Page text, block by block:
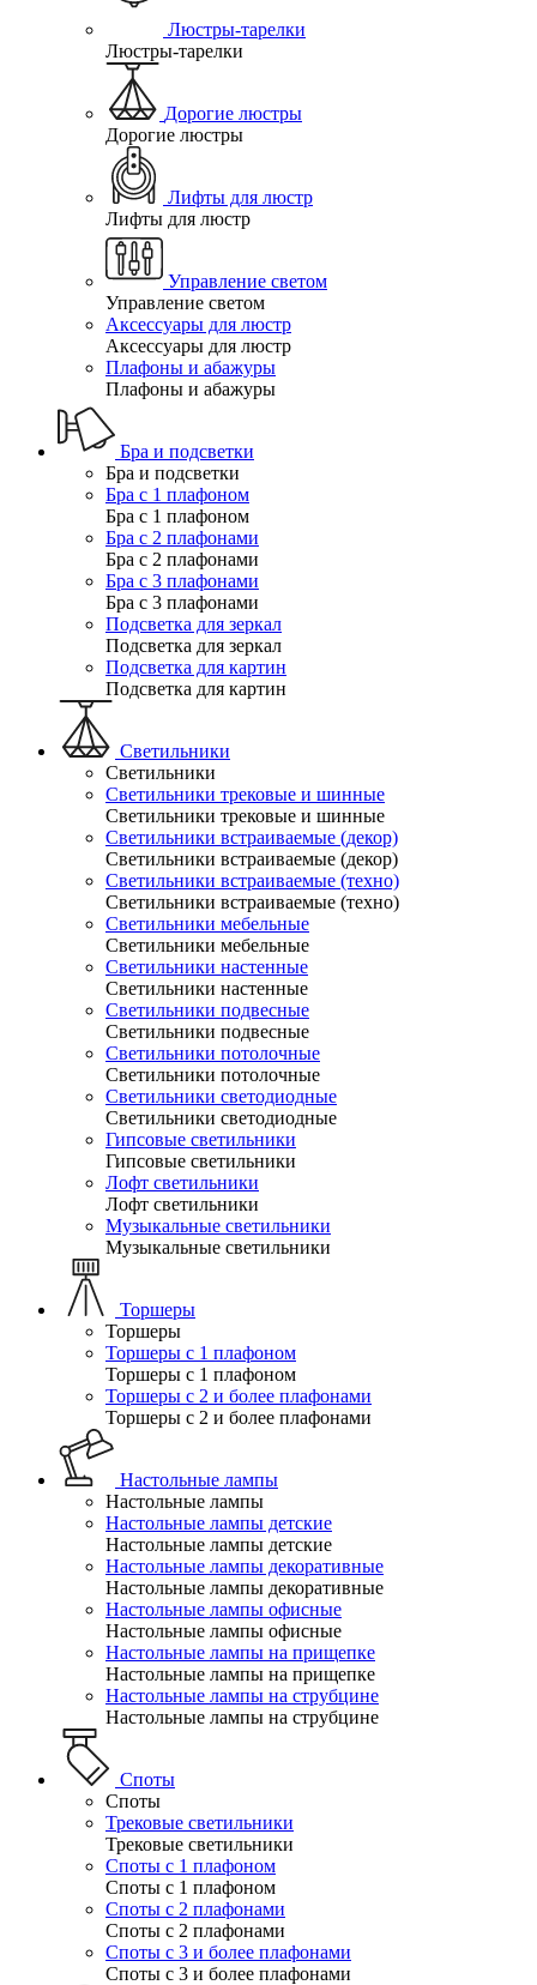
Люстры-тарелки
Люстры-тарелки
Дорогие люстры
Дорогие люстры
Лифты для люстр
Лифты для люстр
Управление светом
Управление светом
Аксессуары для люстр
Аксессуары для люстр
Плафоны и абажуры
Плафоны и абажуры
Бра и подсветки
Бра и подсветки
Бра с 1 плафоном
Бра с 1 плафоном
Бра с 2 плафонами
Бра с 2 плафонами
Бра с 3 плафонами
Бра с 3 плафонами
Подсветка для зеркал
Подсветка для зеркал
Подсветка для картин
Подсветка для картин
Светильники
Светильники
Светильники трековые и шинные
Светильники трековые и шинные
Светильники встраиваемые (декор)
Светильники встраиваемые (декор)
Светильники встраиваемые (техно)
Светильники встраиваемые (техно)
Светильники мебельные
Светильники мебельные
Светильники настенные
Светильники настенные
Светильники подвесные
Светильники подвесные
Светильники потолочные
Светильники потолочные
Светильники светодиодные
Светильники светодиодные
Гипсовые светильники
Гипсовые светильники
Лофт светильники
Лофт светильники
Музыкальные светильники
Музыкальные светильники
Торшеры
Торшеры
Торшеры с 1 плафоном
Торшеры с 1 плафоном
Торшеры с 2 и более плафонами
Торшеры с 2 и более плафонами
Настольные лампы
Настольные лампы
Настольные лампы детские
Настольные лампы детские
Настольные лампы декоративные
Настольные лампы декоративные
Настольные лампы офисные
Настольные лампы офисные
Настольные лампы на прищепке
Настольные лампы на прищепке
Настольные лампы на струбцине
Настольные лампы на струбцине
Споты
Споты
Трековые светильники
Трековые светильники
Споты с 1 плафоном
Споты с 1 плафоном
Споты с 2 плафонами
Споты с 2 плафонами
Споты с 3 и более плафонами
Споты с 3 и более плафонами